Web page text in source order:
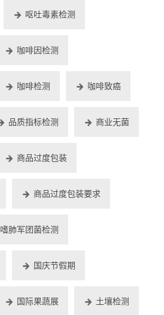
呕吐毒素检测
咖啡因检测
咖啡检测 咖啡致癌
品质指标检测 商业无菌
商品过度包装
商品过度包装要求
嗜肺军团菌检测
国庆节假期
国际果蔬展 土壤检测